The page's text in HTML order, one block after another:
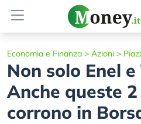
Economia e Finanza > Azioni >
Non solo Enel
Anche queste
corrono in